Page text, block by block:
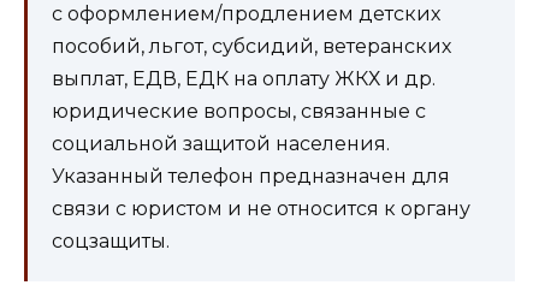
с оформлением/продлением детских
пособий, льгот, субсидий, ветеранских
выплат, ЕДВ, ЕДК на оплату ЖКХ и др.
юридические вопросы, связанные с
социальной защитой населения.
Указанный телефон предназначен для
связи с юристом и не относится к органу
соцзащиты.